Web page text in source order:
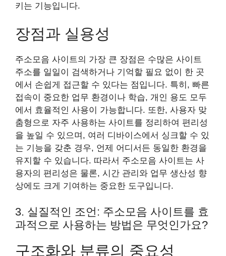
키는 기능입니다.
장점과 실용성
주소모음 사이트의 가장 큰 장점은 수많은 사이트
주소를 일일이 검색하거나 기억할 필요 없이 한 곳
에서 손쉽게 접근할 수 있다는 점입니다. 특히, 빠른
접속이 중요한 업무 환경이나 학습, 개인 용도 모두
에서 효율적인 사용이 가능합니다. 또한, 사용자 맞
춤형으로 자주 사용하는 사이트를 정리하여 편리성
을 높일 수 있으며, 여러 디바이스에서 싱크할 수 있
는 기능을 갖춘 경우, 언제 어디서든 동일한 환경을
유지할 수 있습니다. 따라서 주소모음 사이트는 사
용자의 편리성은 물론, 시간 관리와 업무 생산성 향
상에도 크게 기여하는 중요한 도구입니다.
3. 실질적인 조언: 주소모음 사이트를 효
과적으로 사용하는 방법은 무엇인가요?
구조화와 분류의 중요성